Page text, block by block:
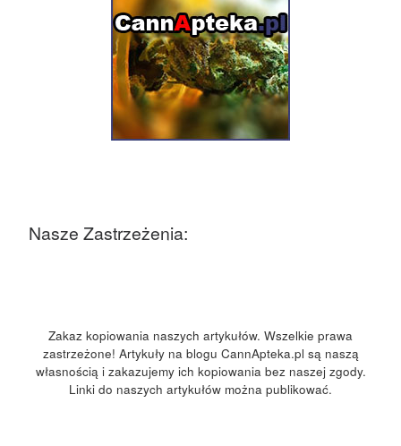
Nasze Zastrzeżenia:
Zakaz kopiowania naszych artykułów. Wszelkie prawa
zastrzeżone! Artykuły na blogu CannApteka.pl są naszą
własnością i zakazujemy ich kopiowania bez naszej zgody.
Linki do naszych artykułów można publikować.